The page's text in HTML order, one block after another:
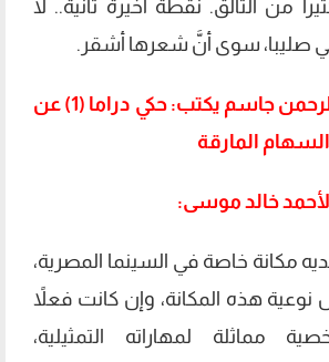
من التألق. نقطة أخيرة تانية.. لا
صليبا، سوى أنَّ شعرها أشقر.
عبد الرحمن جاسم يكتب: حكي دراما (1) عن
المارقة
خالد موسى:
مكانة خاصة في السينما المصرية،
هذه المكانة، وإن كانت فعلاً
مماثلة لمهاراته التمثيلية،